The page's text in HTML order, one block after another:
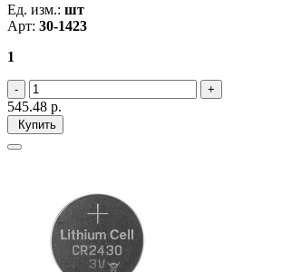
Ед. изм.: шт
Арт: 30-1423
1
545.48 р.
Купить